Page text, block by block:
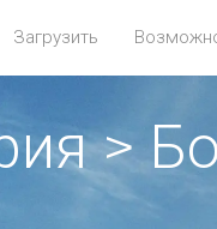
Загрузить
>